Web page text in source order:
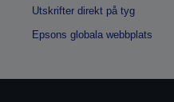
Utskrifter direkt på tyg
Epsons globala webbplats